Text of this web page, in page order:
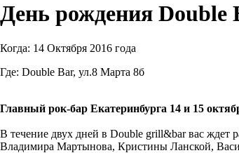
День рождения Double
Когда: 14 Октября 2016 года
Где: Double Bar, ул.8 Марта 8б
Главный рок-бар Екатеринбурга 14 и 15
В течение двух дней в Double grill&bar вас ждет
Владимира Мартынова, Кристины Ланской,